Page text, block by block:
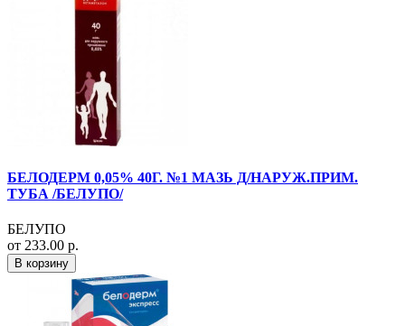
БЕЛОДЕРМ 0,05% 40Г. №1 МАЗЬ Д/НАРУЖ.ПРИМ.
ТУБА /БЕЛУПО/
БЕЛУПО
от 233.00 р.
В корзину